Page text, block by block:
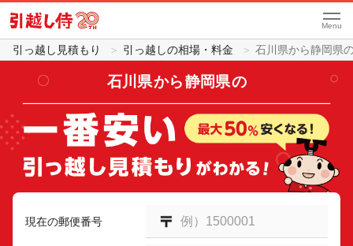
Menu
引っ越し見積もり 引っ越しの相場・料金 石川県から静岡県
石川県から静岡県の
現在の郵便番号